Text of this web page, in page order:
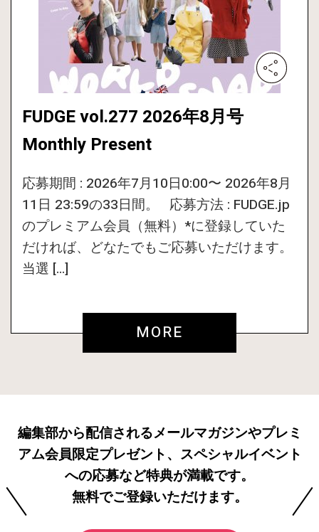
FUDGE vol.277 2026年8月号
Monthly Present
応募期間 : 2026年7月10日0:00〜 2026年8月
11日 23:59の33日間。 応募方法 : FUDGE.jp
のプレミアム会員（無料）*に登録していた
だければ、どなたでもご応募いただけます。
当選 […]
MORE
編集部から配信されるメールマガジンやプレミ
アム会員限定プレゼント、スペシャルイベント
への応募など特典が満載です。
無料でご登録いただけます。